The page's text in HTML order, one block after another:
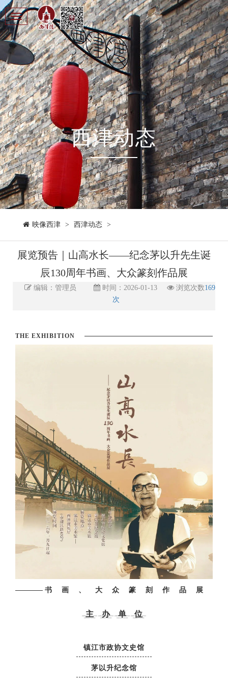
Toggle
navigation
西津动态
映像西津 > 西津动态 >
展览预告｜山高水长——纪念茅以升先生诞
辰130周年书画、大众篆刻作品展
编辑：管理员 时间：2026-01-13 浏览次数169
次
THE EXHIBITION
书画、大众篆刻作品展
主办单位
镇江市政协文史馆
茅以升纪念馆